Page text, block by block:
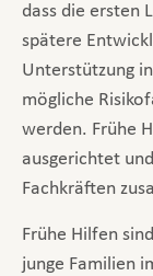
dass die ersten
spätere
Unterstützung
mögliche
werden. Frühe
ausgerichtet
Fachkräften
Frühe Hilfen
junge Familien